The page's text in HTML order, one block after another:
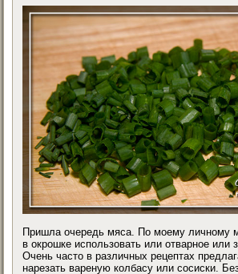
Пришла очередь мяса. По моему личному
в окрошке использовать или отварное или
Очень часто в различных рецептах
нарезать вареную колбасу или сосиски.